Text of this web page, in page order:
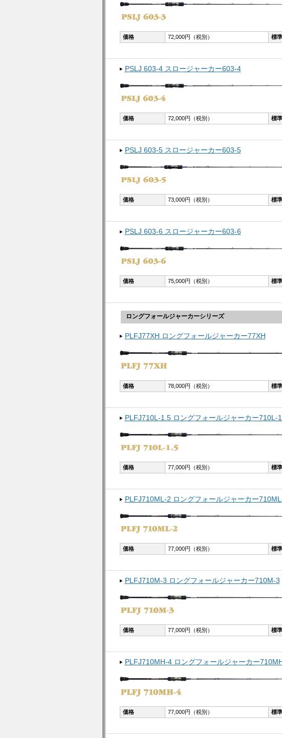
価格 72,000円（税別） 標
PSLJ 603-4 スロージャーカー603-4
価格 72,000円（税別） 標
PSLJ 603-5 スロージャーカー603-5
価格 73,000円（税別） 標
PSLJ 603-6 スロージャーカー603-6
価格 75,000円（税別） 標
ロングフォールジャーカーシリーズ
PLFJ77XH ロングフォールジャーカー77XH
価格 78,000円（税別） 標
PLFJ710L-1.5 ロングフォールジャーカー710L-
価格 77,000円（税別） 標
PLFJ710ML-2 ロングフォールジャーカー
価格 77,000円（税別） 標
PLFJ710M-3 ロングフォールジャーカー710M-3
価格 77,000円（税別） 標
PLFJ710MH-4 ロングフォールジャーカー
価格 77,000円（税別） 標